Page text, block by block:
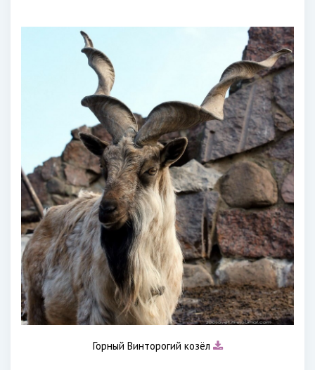
Горный Винторогий козёл